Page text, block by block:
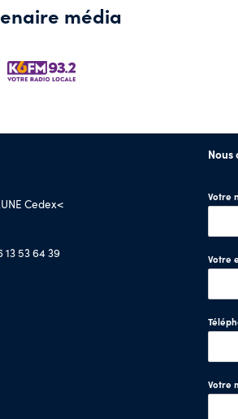
média
Cedex<
13 53 64 39
Votre
Votre
Votre